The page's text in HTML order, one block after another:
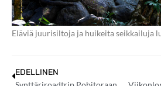
Eläviä juurisiltoja ja huikeita seikkailuja
EDELLINEN